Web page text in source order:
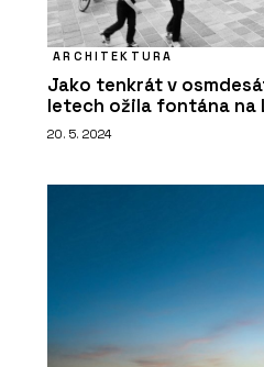
ARCHITEKTURA
Jako tenkrát v
letech ožila fontána na
20. 5. 2024